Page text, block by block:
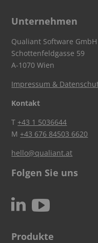
Unternehmen
Qualiant Software GmbH
Schottenfeldgasse 59
A-1070 Wien
Impressum &
Kontakt
T+43 1 5036644
M+43 676 84503 6620
hello@qualiant.at
Folgen Sie uns
N c
Produkte